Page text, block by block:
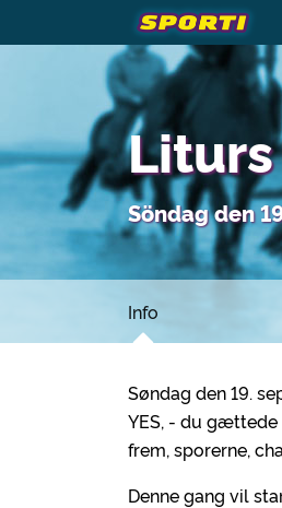
Söndag den
Info
Søndag den 19.
YES, - du
frem, sporerne,
Denne gang vil